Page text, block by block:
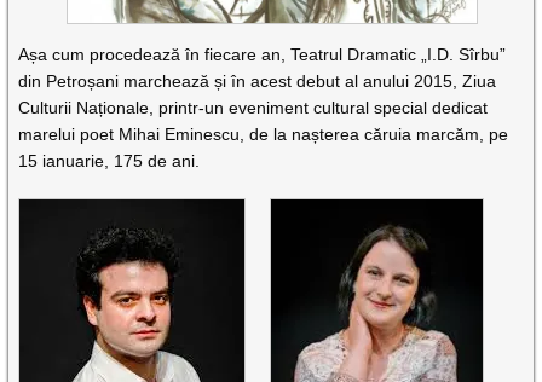
Așa cum procedează în fiecare an, Teatrul Dramatic „I.D. Sîrbu”
din Petroșani marchează și în acest debut al anului 2015, Ziua
Culturii Naționale, printr-un eveniment cultural special dedicat
marelui poet Mihai Eminescu, de la nașterea căruia marcăm, pe
15 ianuarie, 175 de ani.